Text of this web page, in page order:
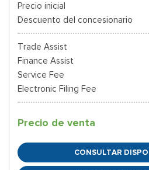
Precio inicial
Descuento del concesionario
Trade Assist
Finance Assist
Service Fee
Electronic Filing Fee
Precio de venta
CONSULTAR